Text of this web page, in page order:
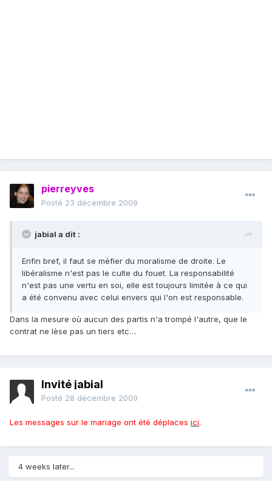
pierreyves
Posté 23 décembre 2009
jabial a dit :
Enfin bref, il faut se méfier du moralisme de droite. Le
libéralisme n'est pas le culte du fouet. La responsabilité
n'est pas une vertu en soi, elle est toujours limitée à ce qui
a été convenu avec celui envers qui l'on est responsable.
Dans la mesure où aucun des partis n'a trompé l'autre, que le
contrat ne lèse pas un tiers etc…
Invité jabial
Posté 28 décembre 2009
Les messages sur le mariage ont été déplaces ici.
4 weeks later...